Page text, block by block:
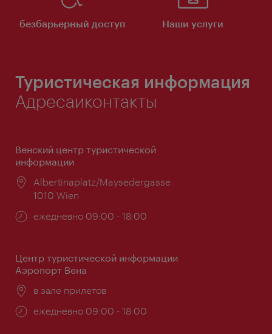
безбарьерный доступ Наши услуги
Туристическая информация
Адресаиконтакты
Венский центр туристической
информации
Расположение:
Albertinaplatz/Maysedergasse
1010 Wien
Часы
ежедневно 09:00 - 18:00
Центр туристической информации
Аэропорт Вена
Расположение:
в зале прилетов
Часы
ежедневно 09:00 - 18:00